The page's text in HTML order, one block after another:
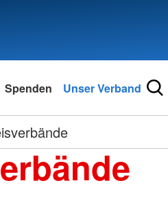
Spenden Unser Verband